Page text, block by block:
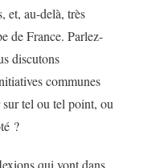
et, au-delà, très
de France. Parlez-
discutons
communes
tel ou tel point, ou
?
qui vont dans